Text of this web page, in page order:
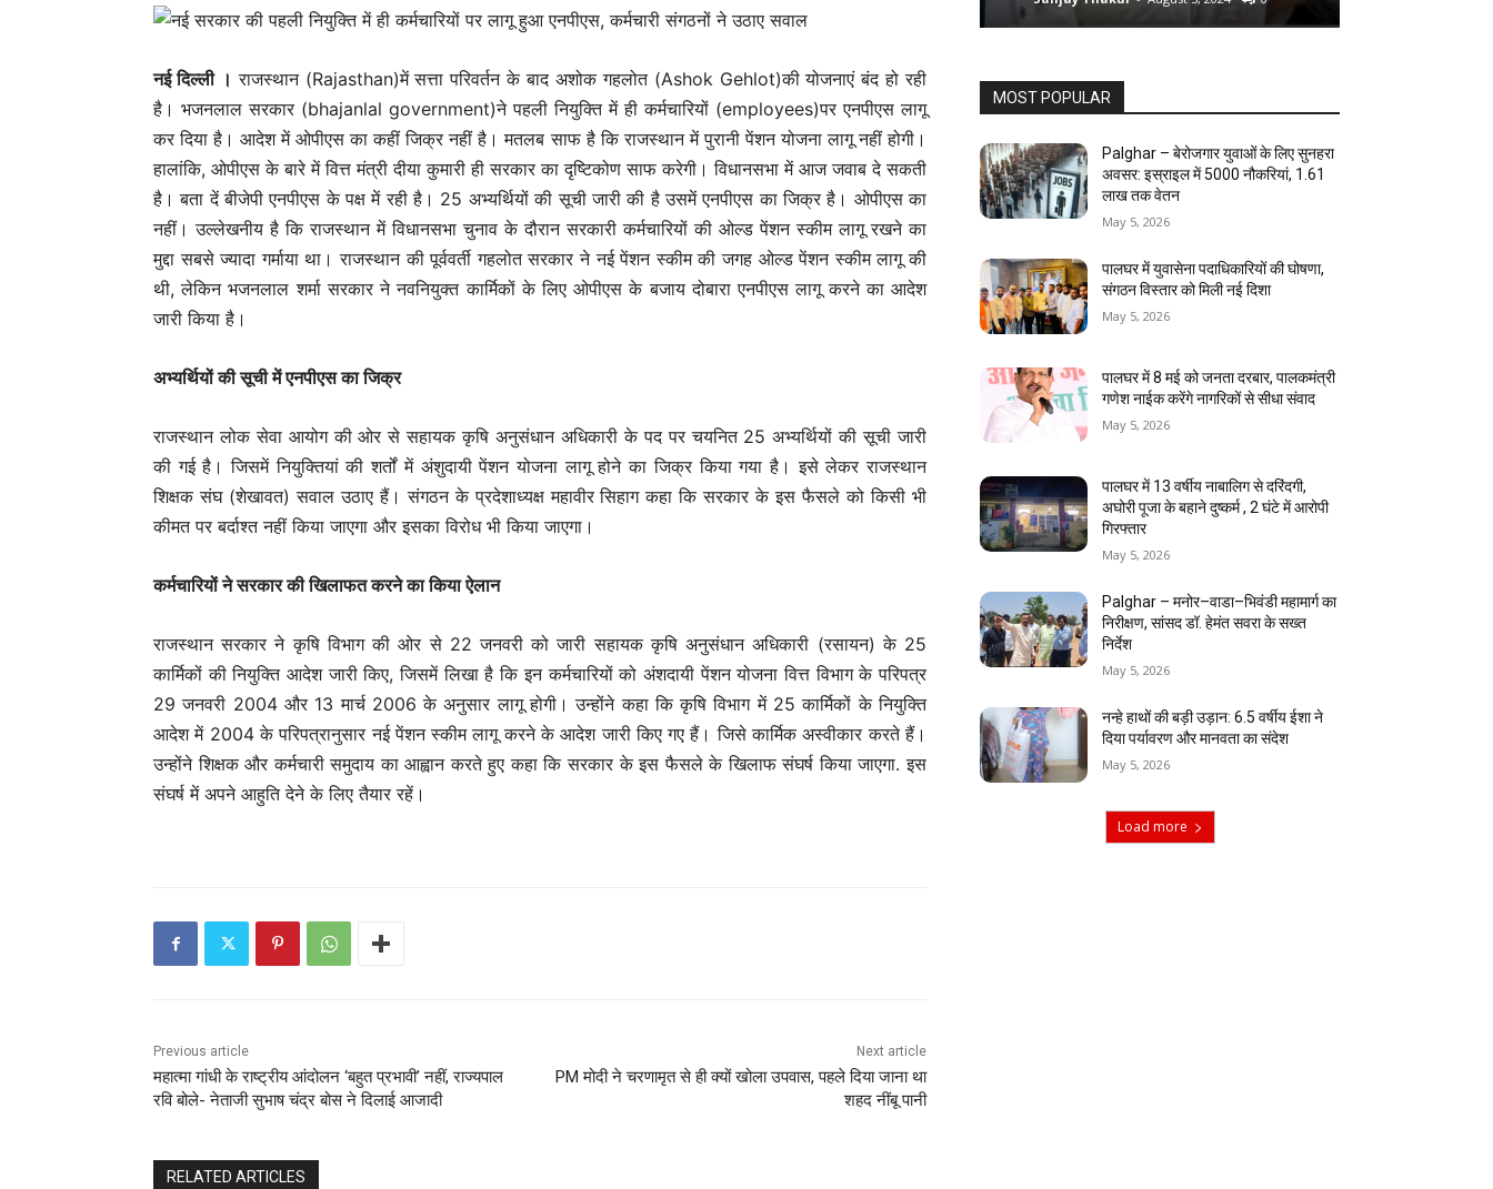
नई दिल्‍ली । राजस्थान (Rajasthan)में सत्ता परिवर्तन के बाद अशोक गहलोत (Ashok Gehlot)की योजनाएं बंद हो रही
है। भजनलाल सरकार (bhajanlal government)ने पहली नियुक्ति में ही कर्मचारियों (employees)पर एनपीएस लागू
कर दिया है। आदेश में ओपीएस का कहीं जिक्र नहीं है। मतलब साफ है कि राजस्थान में पुरानी पेंशन योजना लागू नहीं होगी।
हालांकि, ओपीएस के बारे में वित्त मंत्री दीया कुमारी ही सरकार का दृष्टिकोण साफ करेगी। विधानसभा में आज जवाब दे सकती
है। बता दें बीजेपी एनपीएस के पक्ष में रही है। 25 अभ्यर्थियों की सूची जारी की है उसमें एनपीएस का जिक्र है। ओपीएस का
नहीं। उल्लेखनीय है कि राजस्थान में विधानसभा चुनाव के दौरान सरकारी कर्मचारियों की ओल्ड पेंशन स्कीम लागू रखने का
मुद्दा सबसे ज्यादा गर्माया था। राजस्थान की पूर्ववर्ती गहलोत सरकार ने नई पेंशन स्कीम की जगह ओल्ड पेंशन स्कीम लागू की
थी, लेकिन भजनलाल शर्मा सरकार ने नवनियुक्त कार्मिकों के लिए ओपीएस के बजाय दोबारा एनपीएस लागू करने का आदेश
जारी किया है।
अभ्यर्थियों की सूची में एनपीएस का जिक्र
राजस्थान लोक सेवा आयोग की ओर से सहायक कृषि अनुसंधान अधिकारी के पद पर चयनित 25 अभ्यर्थियों की सूची जारी
की गई है। जिसमें नियुक्तियां की शर्तों में अंशुदायी पेंशन योजना लागू होने का जिक्र किया गया है। इसे लेकर राजस्थान
शिक्षक संघ (शेखावत) सवाल उठाए हैं। संगठन के प्रदेशाध्यक्ष महावीर सिहाग कहा कि सरकार के इस फैसले को किसी भी
कीमत पर बर्दाश्त नहीं किया जाएगा और इसका विरोध भी किया जाएगा।
कर्मचारियों ने सरकार की खिलाफत करने का किया ऐलान
राजस्थान सरकार ने कृषि विभाग की ओर से 22 जनवरी को जारी सहायक कृषि अनुसंधान अधिकारी (रसायन) के 25
कार्मिकों की नियुक्ति आदेश जारी किए, जिसमें लिखा है कि इन कर्मचारियों को अंशदायी पेंशन योजना वित्त विभाग के परिपत्र
29 जनवरी 2004 और 13 मार्च 2006 के अनुसार लागू होगी। उन्होंने कहा कि कृषि विभाग में 25 कार्मिकों के नियुक्ति
आदेश में 2004 के परिपत्रानुसार नई पेंशन स्कीम लागू करने के आदेश जारी किए गए हैं। जिसे कार्मिक अस्वीकार करते हैं।
उन्होंने शिक्षक और कर्मचारी समुदाय का आह्वान करते हुए कहा कि सरकार के इस फैसले के खिलाफ संघर्ष किया जाएगा. इस
संघर्ष में अपने आहुति देने के लिए तैयार रहें।
Previous article
महात्‍मा गांधी के राष्‍ट्रीय आंदोलन ‘बहुत प्रभावी’ नहीं, राज्यपाल
रवि बोले- नेताजी सुभाष चंद्र बोस ने दिलाई आजादी
Next article
PM मोदी ने चरणामृत से ही क्यों खोला उपवास, पहले दिया जाना था
शहद नींबू पानी
RELATED ARTICLES
MOST POPULAR
Palghar – बेरोजगार युवाओं के लिए सुनहरा
अवसर: इस्राइल में 5000 नौकरियां, ₹1.61
लाख तक वेतन
May 5, 2026
पालघर में युवासेना पदाधिकारियों की घोषणा,
संगठन विस्तार को मिली नई दिशा
May 5, 2026
पालघर में 8 मई को जनता दरबार, पालकमंत्री
गणेश नाईक करेंगे नागरिकों से सीधा संवाद
May 5, 2026
पालघर में 13 वर्षीय नाबालिग से दरिंदगी,
अघोरी पूजा के बहाने दुष्कर्म , 2 घंटे में आरोपी
गिरफ्तार
May 5, 2026
Palghar – मनोर–वाडा–भिवंडी महामार्ग का
निरीक्षण, सांसद डॉ. हेमंत सवरा के सख्त
निर्देश
May 5, 2026
नन्हे हाथों की बड़ी उड़ान: 6.5 वर्षीय ईशा ने
दिया पर्यावरण और मानवता का संदेश
May 5, 2026
Load more